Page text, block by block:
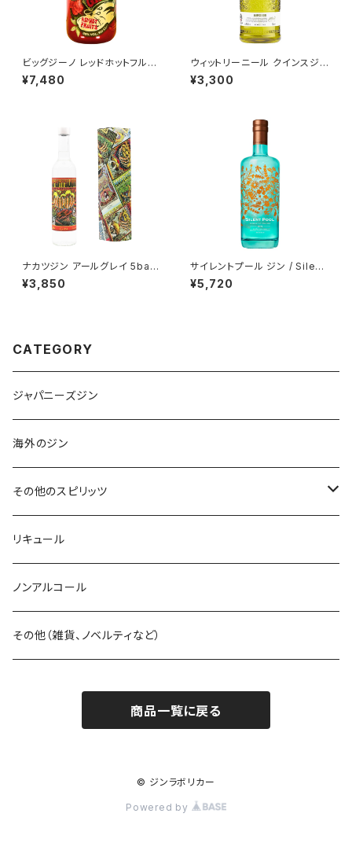
ビッグジーノ レッドホットフルー
ツ by ロビーマルトン / BIG GI
NO RED HOT FRUITS by R
¥7,480
ウィットリーニール クインスジン
/ WHITLEY NEILL QUINCE
GIN
¥3,300
ナカツジン アールグレイ 5batc
h 紅茶 ＆ ベルガモット / NAKA
TSU GIN
¥3,850
サイレントプール ジン / Silent
Pool Gin
¥5,720
CATEGORY
ジャパニーズジン
海外のジン
その他のスピリッツ
アブサン
ラム
リキュール
ノンアルコール
その他（雑貨、ノベルティなど）
商品一覧に戻る
© ジンラボリカー
Powered by